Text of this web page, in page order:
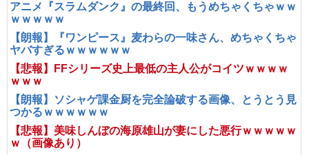
アニメ『スラムダンク』の最終回、もうめちゃくちゃｗｗ
ｗｗｗｗｗ
【朗報】『ワンピース』麦わらの一味さん、めちゃくちゃ
ヤバすぎるｗｗｗｗｗｗ
【悲報】FFシリーズ史上最低の主人公がコイツｗｗｗｗ
ｗｗｗ
【朗報】ソシャゲ課金厨を完全論破する画像、とうとう見
つかるｗｗｗｗｗｗ
【悲報】美味しんぼの海原雄山が妻にした悪行ｗｗｗｗｗ
ｗ（画像あり）